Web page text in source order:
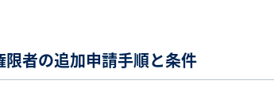
限者の追加申請手順と条件